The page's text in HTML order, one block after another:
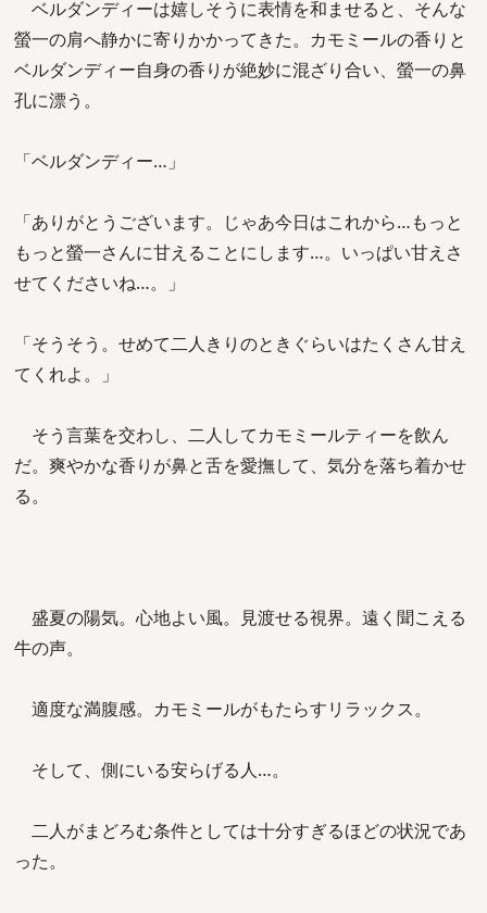
ベルダンディーは嬉しそうに表情を和ませると、そんな
螢一の肩へ静かに寄りかかってきた。カモミールの香りと
ベルダンディー自身の香りが絶妙に混ざり合い、螢一の鼻
孔に漂う。
「ベルダンディー…」
「ありがとうございます。じゃあ今日はこれから…もっと
もっと螢一さんに甘えることにします…。いっぱい甘えさ
せてくださいね…。」
「そうそう。せめて二人きりのときぐらいはたくさん甘え
てくれよ。」
そう言葉を交わし、二人してカモミールティーを飲ん
だ。爽やかな香りが鼻と舌を愛撫して、気分を落ち着かせ
る。
盛夏の陽気。心地よい風。見渡せる視界。遠く聞こえる
牛の声。
適度な満腹感。カモミールがもたらすリラックス。
そして、側にいる安らげる人…。
二人がまどろむ条件としては十分すぎるほどの状況であ
った。